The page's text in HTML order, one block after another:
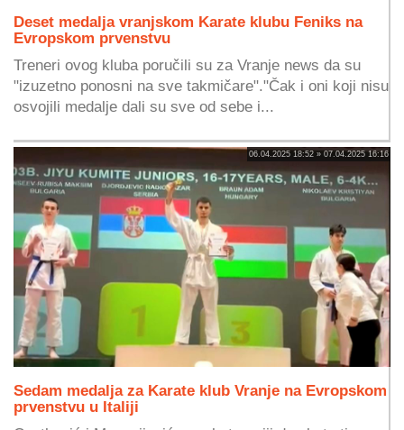
Deset medalja vranjskom Karate klubu Feniks na
Evropskom prvenstvu
Treneri ovog kluba poručili su za Vranje news da su
"izuzetno ponosni na sve takmičare"."Čak i oni koji nisu
osvojili medalje dali su sve od sebe i...
06.04.2025 18:52 » 07.04.2025 16:16
Sedam medalja za Karate klub Vranje na Evropskom
prvenstvu u Italiji